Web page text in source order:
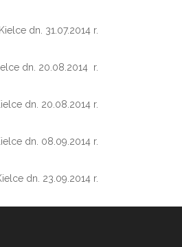
Kielce dn. 31.07.2014 r.
dn. 20.08.2014 r.
dn. 20.08.2014 r.
dn. 08.09.2014 r.
dn. 23.09.2014 r.